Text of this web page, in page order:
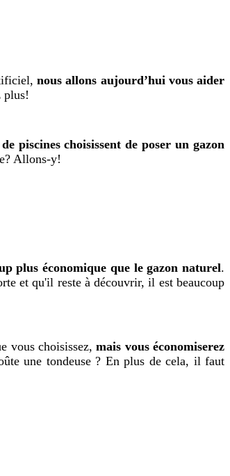
nous allons aujourd’hui vous aider
plus!
piscines choisissent de poser un gazon
Allons-y!
plus économique que le gazon naturel.
et qu'il reste à découvrir, il est beaucoup
vous choisissez,mais vous économiserez
une tondeuse ? En plus de cela, il faut